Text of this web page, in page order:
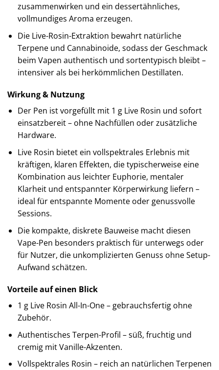
zusammenwirken und ein dessertähnliches,
vollmundiges Aroma erzeugen.
Die Live-Rosin-Extraktion bewahrt natürliche
Terpene und Cannabinoide, sodass der Geschmack
beim Vapen authentisch und sortentypisch bleibt –
intensiver als bei herkömmlichen Destillaten.
Wirkung & Nutzung
Der Pen ist vorgefüllt mit 1 g Live Rosin und sofort
einsatzbereit – ohne Nachfüllen oder zusätzliche
Hardware.
Live Rosin bietet ein vollspektrales Erlebnis mit
kräftigen, klaren Effekten, die typischerweise eine
Kombination aus leichter Euphorie, mentaler
Klarheit und entspannter Körperwirkung liefern –
ideal für entspannte Momente oder genussvolle
Sessions.
Die kompakte, diskrete Bauweise macht diesen
Vape-Pen besonders praktisch für unterwegs oder
für Nutzer, die unkomplizierten Genuss ohne Setup-
Aufwand schätzen.
Vorteile auf einen Blick
1 g Live Rosin All-In-One – gebrauchsfertig ohne
Zubehör.
Authentisches Terpen-Profil – süß, fruchtig und
cremig mit Vanille-Akzenten.
Vollspektrales Rosin – reich an natürlichen Terpenen